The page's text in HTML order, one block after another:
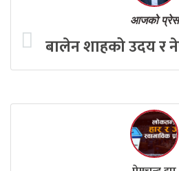
आजको प्रेस
बालेन शाहको उदय र